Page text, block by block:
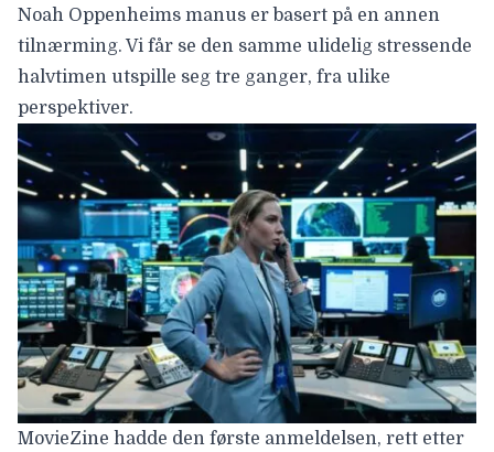
Noah Oppenheims manus er basert på en annen
tilnærming. Vi får se den samme ulidelig stressende
halvtimen utspille seg tre ganger, fra ulike
perspektiver.
MovieZine hadde den første anmeldelsen, rett etter